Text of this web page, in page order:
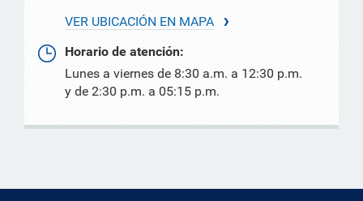
VER UBICACIÓN EN MAPA
Horario de atención:
Lunes a viernes de 8:30 a.m. a 12:30 p.m.
y de 2:30 p.m. a 05:15 p.m.